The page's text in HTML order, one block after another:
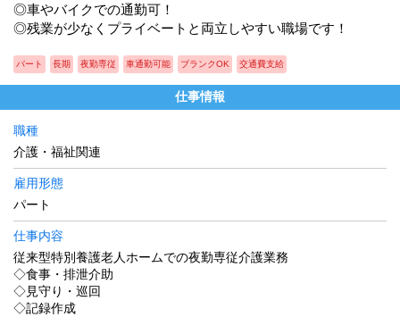
◎車やバイクでの通勤可！
◎残業が少なくプライベートと両立しやすい職場です！
パート 長期 夜勤専従 車通勤可能 ブランクOK 交通費支給
仕事情報
職種
介護・福祉関連
雇用形態
パート
仕事内容
従来型特別養護老人ホームでの夜勤専従介護業務
◇食事・排泄介助
◇見守り・巡回
◇記録作成